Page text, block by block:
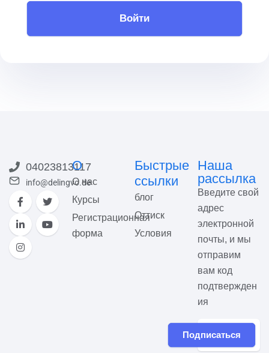
Войти
04023813117
info@delingvo.de
О
О нас
Курсы
Регистрационная
форма
Быстрые
ссылки
блог
Оттиск
Условия
Наша
рассылка
Введите свой
адрес
электронной
почты, и мы
отправим
вам код
подтвержден
ия
Подписаться